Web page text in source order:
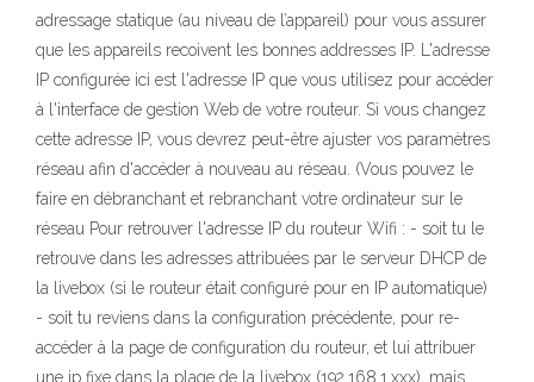
adressage statique (au niveau de l’appareil) pour vous assurer
que les appareils recoivent les bonnes addresses IP. L'adresse
IP configurée ici est l'adresse IP que vous utilisez pour accéder
à l'interface de gestion Web de votre routeur. Si vous changez
cette adresse IP, vous devrez peut-être ajuster vos paramètres
réseau afin d'accéder à nouveau au réseau. (Vous pouvez le
faire en débranchant et rebranchant votre ordinateur sur le
réseau Pour retrouver l'adresse IP du routeur Wifi : - soit tu le
retrouve dans les adresses attribuées par le serveur DHCP de
la livebox (si le routeur était configuré pour en IP automatique)
- soit tu reviens dans la configuration précédente, pour re-
accéder à la page de configuration du routeur, et lui attribuer
une ip fixe dans la plage de la livebox (192.168.1.xxx), mais